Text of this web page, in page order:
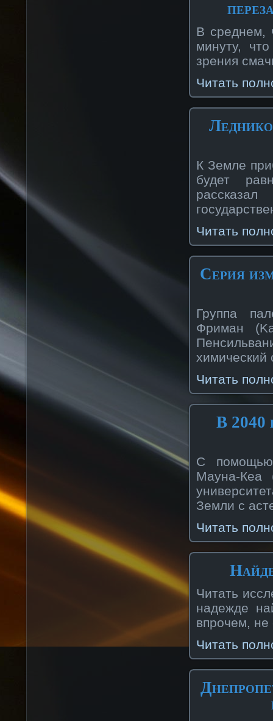
В среднем,
минуту,
зрения
Читать
К Земле
будет
Читать
Серия
Группа
Фриман
химический
Читать
В 2040
С помощью
Мауна-Кеа
Земли с
Читать
Читать
надежде
впрочем, не
Читать